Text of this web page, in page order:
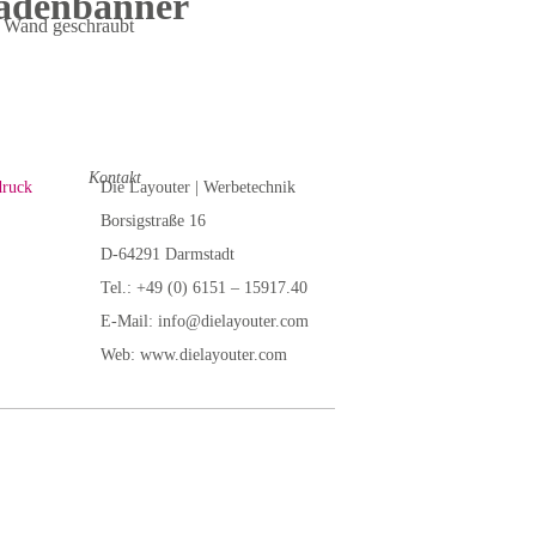
geschraubt
Kontakt
Die Layouter | Werbetechnik
Borsigstraße 16
D-64291 Darmstadt
Tel.: +49 (0) 6151 – 15917.40
E-Mail: info@dielayouter.com
Web: www.dielayouter.com